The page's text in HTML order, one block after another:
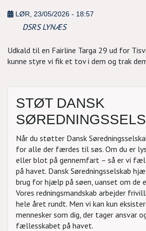
LØR, 23/05/2026 - 18:57
DSRS LYNÆS
Udkald til en Fairline Targa 29 ud for
kunne styre vi fik et tov i dem og trak
STØT DANSK
Når du støtter Dansk
for alle der færdes til søs. Om du er
eller blot på gennemfart – så er vi
på havet. Dansk Søredningsselskab
brug for hjælp på søen, uanset om de
Vores redningsmandskab arbejder
hele året rundt. Men vi kan kun
mennesker som dig, der tager ansvar
fællesskabet på havet.